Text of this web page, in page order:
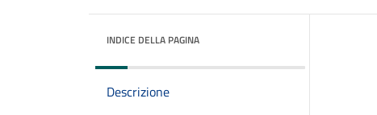
INDICE DELLA PAGINA
Descrizione